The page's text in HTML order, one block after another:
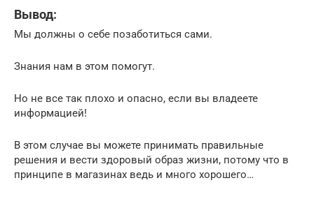
Вывод:
Мы должны о себе позаботиться сами.
Знания нам в этом помогут.
Но не все так плохо и опасно, если вы владеете
информацией!
В этом случае вы можете принимать правильные
решения и вести здоровый образ жизни, потому что в
принципе в магазинах ведь и много хорошего…